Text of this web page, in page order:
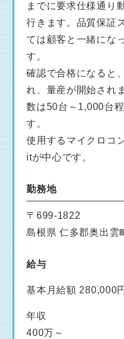
までに要求仕様通り
行きます。品質保証
ては顧客と一緒にな
す。
確認で合格になると
れ、量産が開始され
数は50台～1,000台
す。
使用するマイクロコ
itが中心です。
勤務地
〒699-1822
島根県 仁多郡奥出雲
給与
基本月給額 280,000
年収
400万～